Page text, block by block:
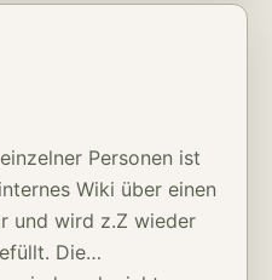
Personen ist
Wiki über einen
und wird z.Z wieder
Die